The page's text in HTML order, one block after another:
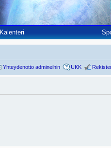
Kalenteri
Yhteydenotto admineihin UKK